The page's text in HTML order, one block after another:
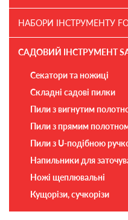
НАБОРИ ІНСТРУМЕНТУ
САДОВИЙ ІНСТРУМЕНТ
Секатори та ножиці
Складні садові пилки
Пили з вигнутим
Пили з прямим
Пили з U-подібною
Напильники для
Ножі щеплювальні
Кущорізи, сучкорізи